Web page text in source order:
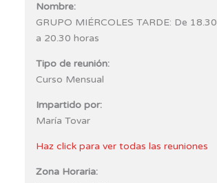
Nombre:
GRUPO MIÉRCOLES TARDE: De 18.30
a 20.30 horas
Tipo de reunión:
Curso Mensual
Impartido por:
María Tovar
Haz click para ver todas las reuniones
Zona Horaria: